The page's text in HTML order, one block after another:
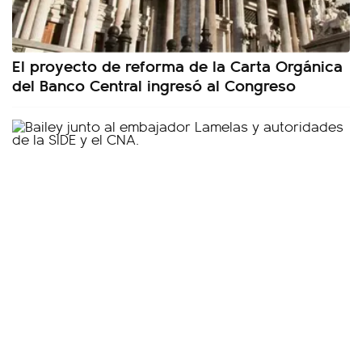
El proyecto de reforma de la Carta Orgánica
del Banco Central ingresó al Congreso